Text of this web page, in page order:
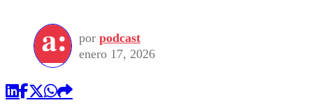
Motor
Otros Deportes
Dato Practico
Vida Social
Publicaciones en medios
por podcast
enero 17, 2026